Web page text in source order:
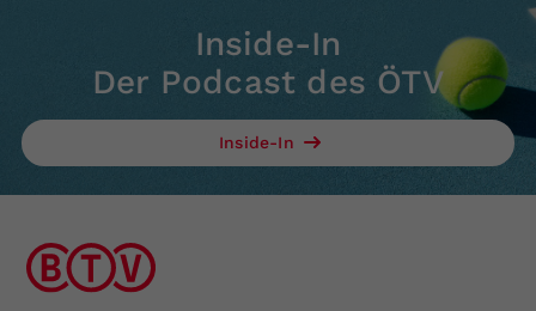
Inside-In
Der Podcast des ÖTV
Inside-In